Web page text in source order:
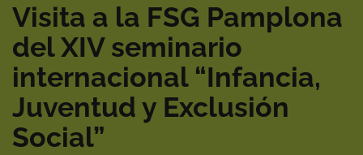
Visita a la FSG Pamplona
del XIV seminario
internacional “Infancia,
Juventud y Exclusión
Social”